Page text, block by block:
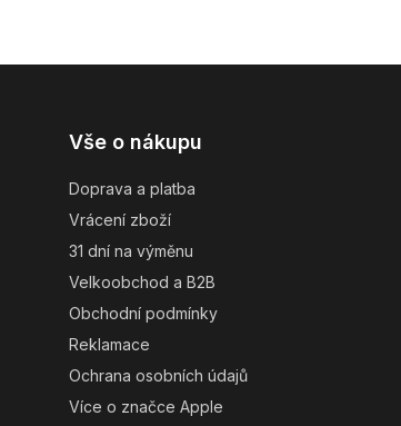
Vše o nákupu
Doprava a platba
Vrácení zboží
31 dní na výměnu
Velkoobchod a B2B
Obchodní podmínky
Reklamace
Ochrana osobních údajů
Více o značce Apple